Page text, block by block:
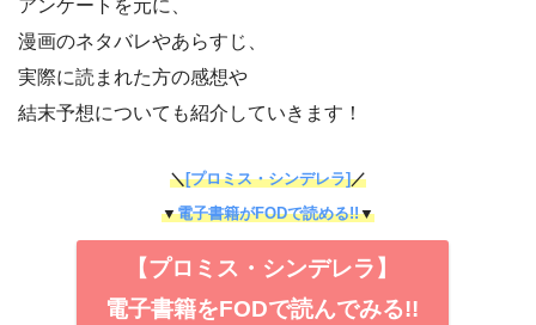
アンケートを元に、
漫画のネタバレやあらすじ、
実際に読まれた方の感想や
結末予想についても紹介していきます！
＼[プロミス・シンデレラ]／
▼電子書籍がFODで読める!!▼
【プロミス・シンデレラ】
電子書籍をFODで読んでみる!!